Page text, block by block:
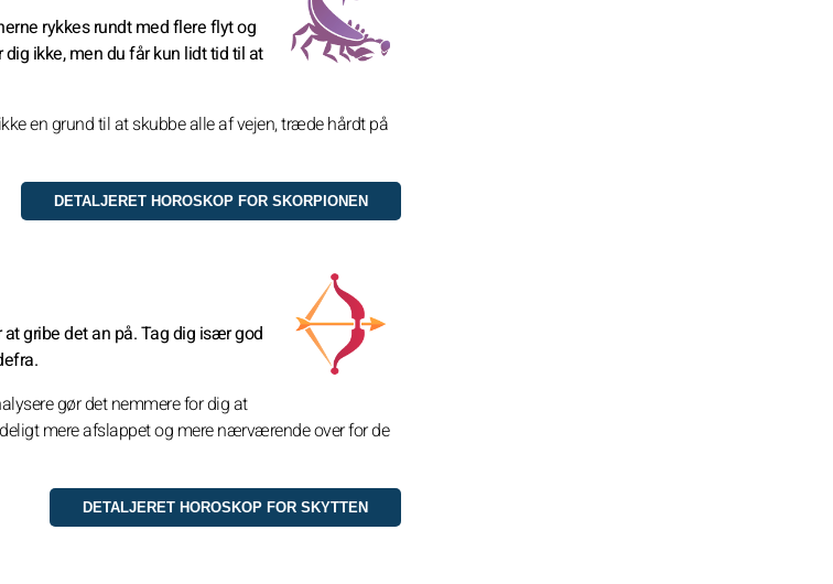
rykkes rundt med flere flyt og
ikke, men du får kun lidt tid til at
en grund til at skubbe alle af vejen, træde hårdt på
gribe det an på. Tag dig især god
gør det nemmere for dig at
mere afslappet og mere nærværende over for de